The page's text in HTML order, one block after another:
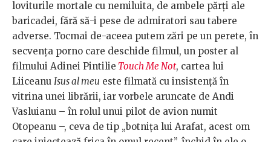
loviturile mortale cu nemiluita, de ambele părți ale
baricadei, fără să-i pese de admiratori sau tabere
adverse. Tocmai de-aceea putem zări pe un perete, în
secvența porno care deschide filmul, un poster al
filmului Adinei Pintilie Touch Me Not, cartea lui
Liiceanu Isus al meu este filmată cu insistență în
vitrina unei librării, iar vorbele aruncate de Andi
Vasluianu – în rolul unui pilot de avion numit
Otopeanu –, ceva de tip „botnița lui Arafat, acest om